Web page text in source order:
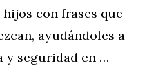
con frases que
ayudándoles a
y seguridad en …